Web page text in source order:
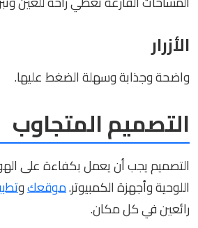
الأزرار
واضحة وجذابة وسهلة الضغط عليها.
التصميم المتجاوب
التصميم يجب أن يعمل بكفاءة على
اللوحية وأجهزة الكمبيوتر.موقعكو
رائعين في كل مكان.